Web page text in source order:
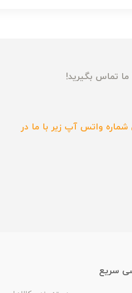
تماس بگیرید!
واتس آپ زیر با ما در
سریع